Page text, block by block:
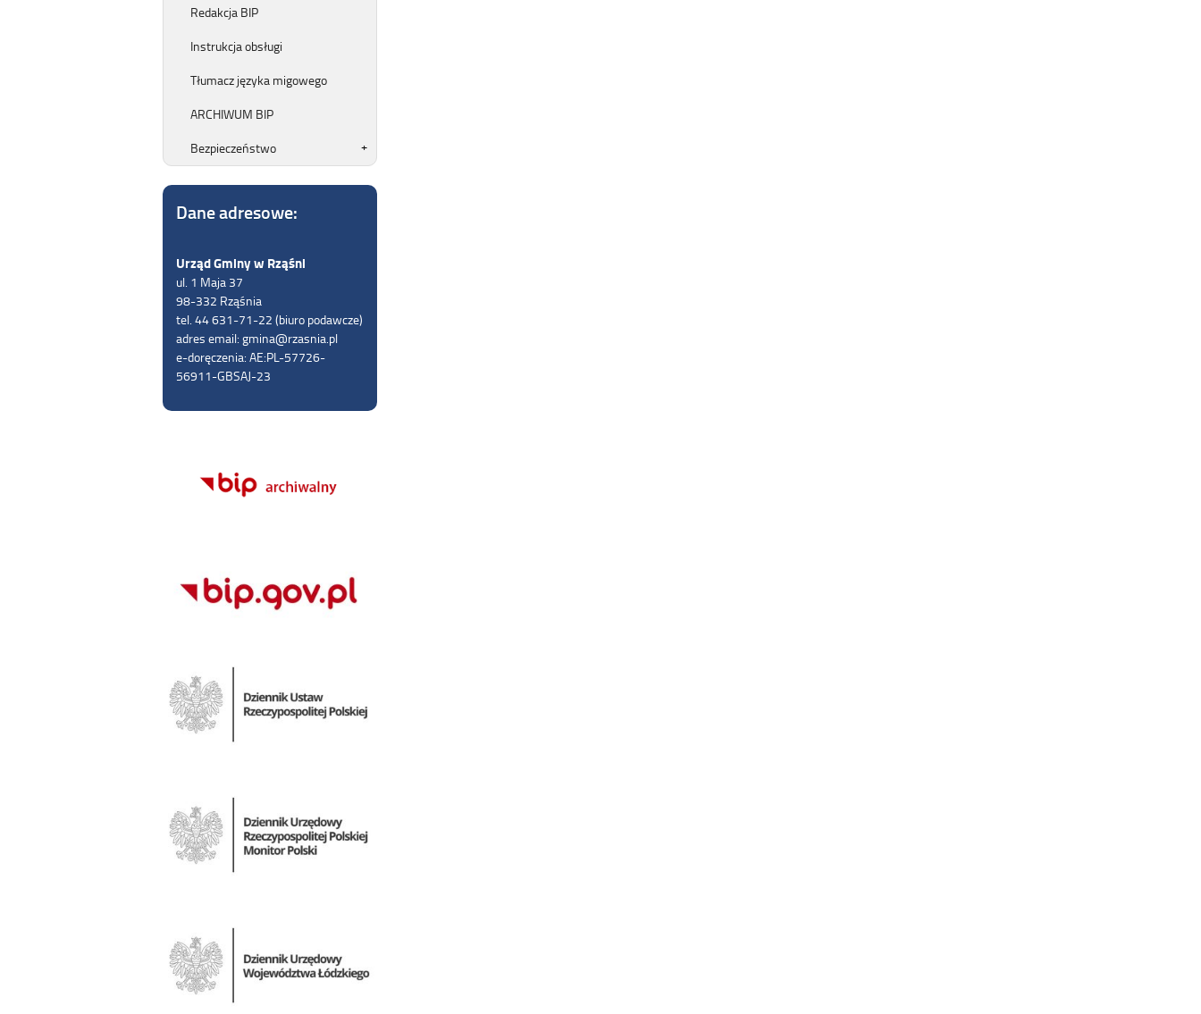
Redakcja BIP
Instrukcja obsługi
Tłumacz języka migowego
ARCHIWUM BIP
Bezpieczeństwo
Dane adresowe:
Urząd Gminy w Rząśni
ul. 1 Maja 37
98-332 Rząśnia
tel. 44 631-71-22 (biuro podawcze)
adres email: gmina@rzasnia.pl
e-doręczenia: AE:PL-57726-
56911-GBSAJ-23